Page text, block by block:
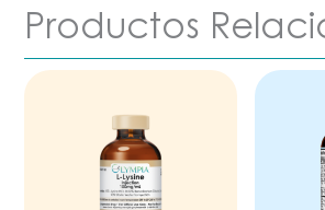
Productos